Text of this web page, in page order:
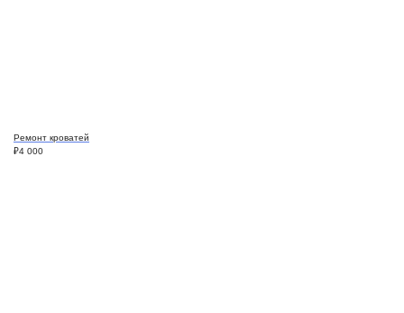
Ремонт кроватей
₽4 000